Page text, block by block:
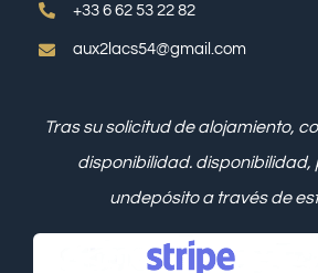
+33 6 62 53 22 82
aux2lacs54@gmail.com
Tras su solicitud de alojamiento,
disponibilidad.
undepósito a través de